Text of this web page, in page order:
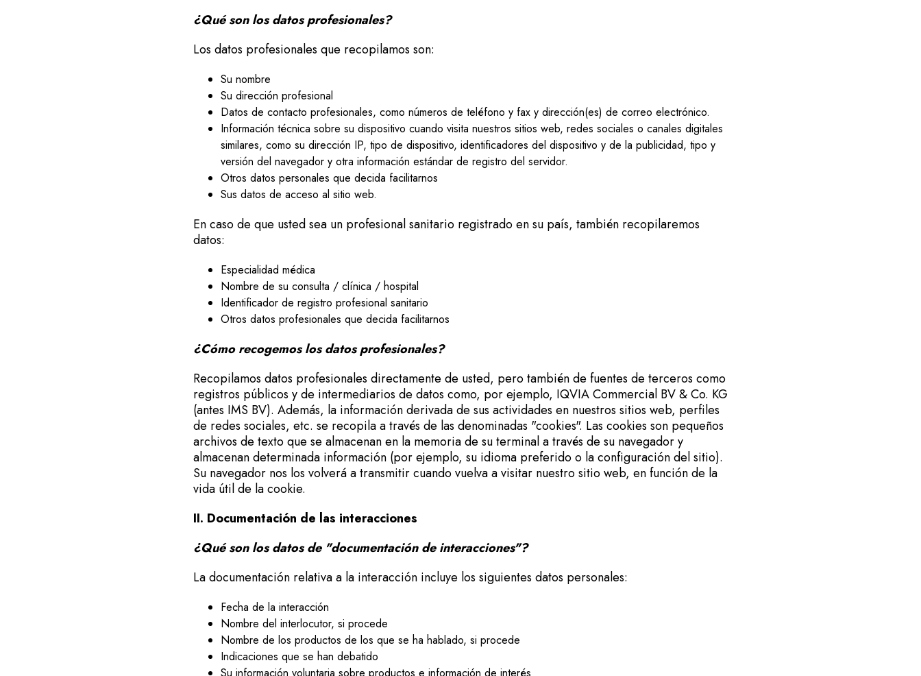
¿Qué son los datos profesionales?
Los datos profesionales que recopilamos son:
Su nombre
Su dirección profesional
Datos de contacto profesionales, como números de teléfono y fax y dirección(es) de correo electrónico.
Información técnica sobre su dispositivo cuando visita nuestros sitios web, redes sociales o canales digitales
similares, como su dirección IP, tipo de dispositivo, identificadores del dispositivo y de la publicidad, tipo y
versión del navegador y otra información estándar de registro del servidor.
Otros datos personales que decida facilitarnos
Sus datos de acceso al sitio web.
En caso de que usted sea un profesional sanitario registrado en su país, también recopilaremos
datos:
Especialidad médica
Nombre de su consulta / clínica / hospital
Identificador de registro profesional sanitario
Otros datos profesionales que decida facilitarnos
¿Cómo recogemos los datos profesionales?
Recopilamos datos profesionales directamente de usted, pero también de fuentes de terceros como
registros públicos y de intermediarios de datos como, por ejemplo, IQVIA Commercial BV & Co. KG
(antes IMS BV). Además, la información derivada de sus actividades en nuestros sitios web, perfiles
de redes sociales, etc. se recopila a través de las denominadas "cookies". Las cookies son pequeños
archivos de texto que se almacenan en la memoria de su terminal a través de su navegador y
almacenan determinada información (por ejemplo, su idioma preferido o la configuración del sitio).
Su navegador nos los volverá a transmitir cuando vuelva a visitar nuestro sitio web, en función de la
vida útil de la cookie.
II. Documentación de las interacciones
¿Qué son los datos de "documentación de interacciones"?
La documentación relativa a la interacción incluye los siguientes datos personales:
Fecha de la interacción
Nombre del interlocutor, si procede
Nombre de los productos de los que se ha hablado, si procede
Indicaciones que se han debatido